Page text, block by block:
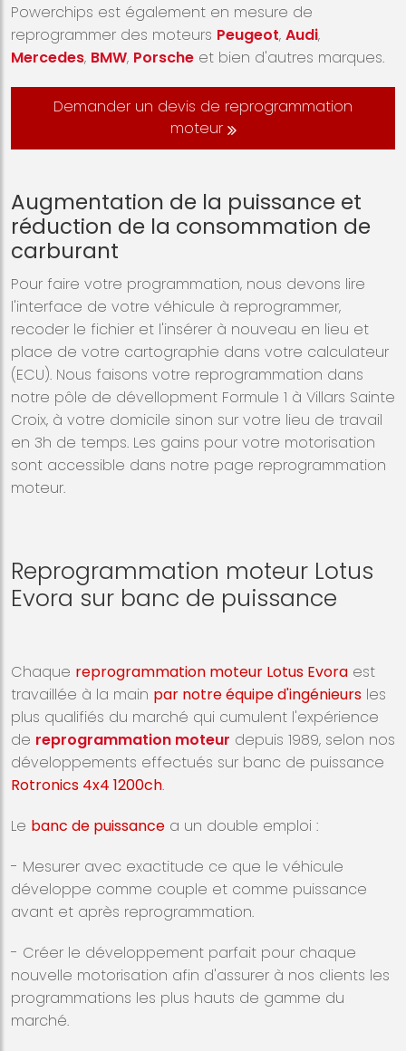
Powerchips est également en mesure de
reprogrammer des moteurs Peugeot, Audi,
Mercedes, BMW, Porsche et bien d'autres marques.
Demander un devis de reprogrammation
moteur
Augmentation de la puissance et
réduction de la consommation de
carburant
Pour faire votre programmation, nous devons lire
l'interface de votre véhicule à reprogrammer,
recoder le fichier et l'insérer à nouveau en lieu et
place de votre cartographie dans votre calculateur
(ECU). Nous faisons votre reprogrammation dans
notre pôle de dévellopment Formule 1 à Villars Sainte
Croix, à votre domicile sinon sur votre lieu de travail
en 3h de temps. Les gains pour votre motorisation
sont accessible dans notre page reprogrammation
moteur.
Reprogrammation moteur Lotus
Evora sur banc de puissance
Chaque reprogrammation moteur Lotus Evora est
travaillée à la main par notre équipe d'ingénieurs les
plus qualifiés du marché qui cumulent l'expérience
de reprogrammation moteur depuis 1989, selon nos
développements effectués sur banc de puissance
Rotronics 4x4 1200ch.
Le banc de puissance a un double emploi :
- Mesurer avec exactitude ce que le véhicule
développe comme couple et comme puissance
avant et après reprogrammation.
- Créer le développement parfait pour chaque
nouvelle motorisation afin d'assurer à nos clients les
programmations les plus hauts de gamme du
marché.